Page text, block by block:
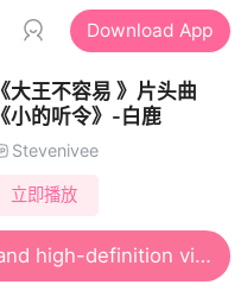
Download App
《大王不容易 》片头曲
《小的听令》-白鹿
Stevenivee
立即播放
Open the App for smooth and high-definition viewing